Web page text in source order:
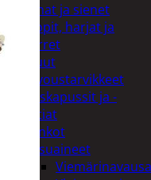
Liinat ja sienet
Mopit, harjat ja
varret
Muut
siivoustarvikkeet
Roskapussit ja -
astiat
Sankot
Pesuaineet